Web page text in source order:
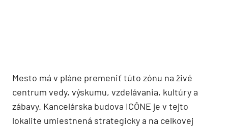
Mesto má v pláne premeniť túto zónu na živé
centrum vedy, výskumu, vzdelávania, kultúry a
zábavy. Kancelárska budova ICÔNE je v tejto
lokalite umiestnená strategicky a na celkovej